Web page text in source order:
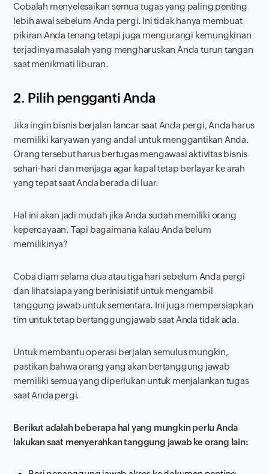
Cobalah menyelesaikan semua tugas yang paling penting
lebih awal sebelum Anda pergi. Ini tidak hanya membuat
pikiran Anda tenang tetapi juga mengurangi kemungkinan
terjadinya masalah yang mengharuskan Anda turun tangan
saat menikmati liburan.
2. Pilih pengganti Anda
Jika ingin bisnis berjalan lancar saat Anda pergi, Anda harus
memiliki karyawan yang andal untuk menggantikan Anda.
Orang tersebut harus bertugas mengawasi aktivitas bisnis
sehari-hari dan menjaga agar kapal tetap berlayar ke arah
yang tepat saat Anda berada di luar.
Hal ini akan jadi mudah jika Anda sudah memiliki orang
kepercayaan. Tapi bagaimana kalau Anda belum
memilikinya?
Coba diam selama dua atau tiga hari sebelum Anda pergi
dan lihat siapa yang berinisiatif untuk mengambil
tanggung jawab untuk sementara. Ini juga mempersiapkan
tim untuk tetap bertanggungjawab saat Anda tidak ada.
Untuk membantu operasi berjalan semulus mungkin,
pastikan bahwa orang yang akan bertanggung jawab
memiliki semua yang diperlukan untuk menjalankan tugas
saat Anda pergi.
Berikut adalah beberapa hal yang mungkin perlu Anda
lakukan saat menyerahkan tanggung jawab ke orang lain: